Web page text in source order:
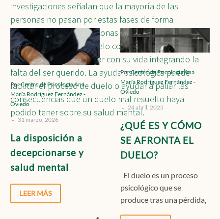
Contacto
Localízanos
Solicita cita
investigaciones señalan que la mayoría de las
personas no pasan por estas fases de forma
progresiva. Algunas personas podrían pasar por lo
que se conoce como duelo complicado, cuando no
son capaces de continuar con su vida integrando la
falta del ser querido. La ayuda psicológica puede
facilitar el proceso de duelo o ayudar a paliar las
consecuencias que un duelo mal resuelto haya
podido tener sobre su salud mental.
La
disposición
decepcionarse
y
salud
mental
PorCentro de Psicología Ana
María Rodríguez Fernández -
Oviedo
- 31 marzo, 2026
La disposición a
decepcionarse y
salud mental
LEER MÁS
¿QUÉ
ES
Y
CÓMO
SE
AFRONTA
DUELO?
PorCentro de Psicología Ana
María Rodríguez Fernández -
Oviedo
- 24 abril, 2023
¿QUÉ ES Y CÓMO
SE AFRONTA EL
DUELO?
El duelo es un proceso
psicológico que se
produce tras una pérdida,